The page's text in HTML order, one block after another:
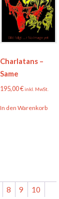
Charlatans –
Same
195,00€inkl. MwSt.
In den Warenkorb
8 9
10